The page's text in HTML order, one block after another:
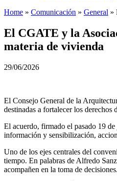
Home » Comunicación » General »
El CGATE y la
materia de vivienda
29/06/2026
El Consejo General de la
destinadas a fortalecer los
El acuerdo, firmado el pasado 19
información y sensibilización,
Uno de los ejes centrales del
tiempo. En palabras de Alfredo
acompañen en la toma de